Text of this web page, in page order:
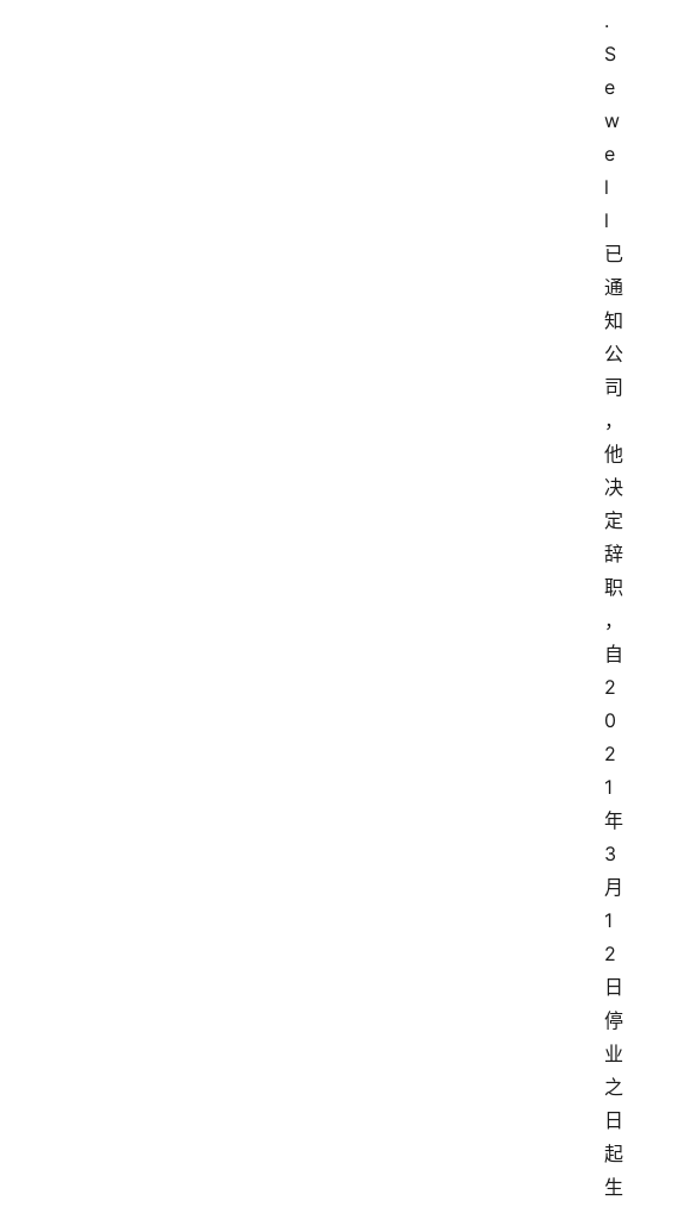
.
S
e
w
e
l
l
已
通
知
公
司
，
他
决
定
辞
职
，
自
2
0
2
1
年
3
月
1
2
日
停
业
之
日
起
生